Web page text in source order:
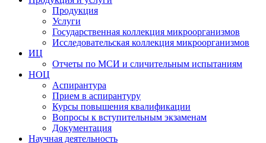
Продукция
Услуги
Государственная коллекция микроорганизмов
Исследовательская коллекция микроорганизмов
ИЦ
Отчеты по МСИ и сличительным испытаниям
НОЦ
Аспирантура
Прием в аспирантуру
Курсы повышения квалификации
Вопросы к вступительным экзаменам
Документация
Научная деятельность